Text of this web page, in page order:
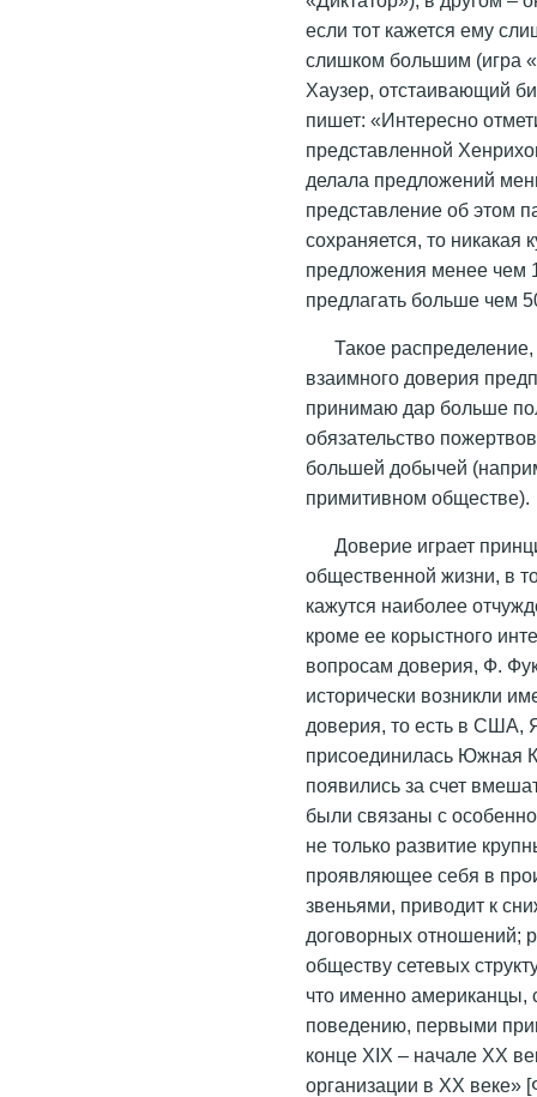
если тот кажется ему
слишком большим (игра
Хаузер, отстаивающий
пишет: «Интересно
представленной
делала предложений
представление об этом
сохраняется, то никакая
предложения менее чем
предлагать больше чем
Такое
взаимного доверия
принимаю дар больше
обязательство
большей добычей
примитивном обществе).
Доверие играет
общественной жизни, в
кажутся наиболее
кроме ее корыстного
вопросам доверия, Ф.
исторически возникли
доверия, то есть в США,
присоединилась Южная
появились за счет
были связаны с
не только развитие
проявляющее себя в
звеньями, приводит к
договорных отношений;
обществу сетевых
что именно американцы,
поведению, первыми
конце XIX – начале XX
организации в XX веке»